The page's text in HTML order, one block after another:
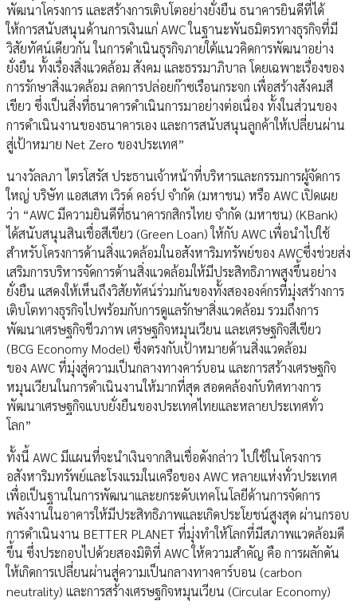
พัฒนาโครงการ และสร้างการเติบโตอย่างยั่งยืน ธนาคารยินดีที่ได้
ให้การสนับสนุนด้านการเงินแก่ AWC ในฐานะพันธมิตรทางธุรกิจที่มี
วิสัยทัศน์เดียวกัน ในการดำเนินธุรกิจภายใต้แนวคิดการพัฒนาอย่าง
ยั่งยืน ทั้งเรื่องสิ่งแวดล้อม สังคม และธรรมาภิบาล โดยเฉพาะเรื่องของ
การรักษาสิ่งแวดล้อม ลดการปล่อยก๊าซเรือนกระจก เพื่อสร้างสังคมสี
เขียว ซึ่งเป็นสิ่งที่ธนาคารดำเนินการมาอย่างต่อเนื่อง ทั้งในส่วนของ
การดำเนินงานของธนาคารเอง และการสนับสนุนลูกค้าให้เปลี่ยนผ่าน
สู่เป้าหมาย Net Zero ของประเทศ”
นางวัลลภา ไตรโสรัส ประธานเจ้าหน้าที่บริหารและกรรมการผู้จัดการ
ใหญ่ บริษัท แอสเสท เวิรด์ คอร์ป จำกัด (มหาชน) หรือ AWC เปิดเผย
ว่า “AWC มีความยินดีที่ธนาคารกสิกรไทย จำกัด (มหาชน) (KBank)
ได้สนับสนุนสินเชื่อสีเขียว (Green Loan) ให้กับ AWC เพื่อนำไปใช้
สำหรับโครงการด้านสิ่งแวดล้อมในอสังหาริมทรัพย์ของ AWCซึ่งช่วยส่ง
เสริมการบริหารจัดการด้านสิ่งแวดล้อมให้มีประสิทธิภาพสูงขึ้นอย่าง
ยั่งยืน แสดงให้เห็นถึงวิสัยทัศน์ร่วมกันของทั้งสององค์กรที่มุ่งสร้างการ
เติบโตทางธุรกิจไปพร้อมกับการดูแลรักษาสิ่งแวดล้อม รวมถึงการ
พัฒนาเศรษฐกิจชีวภาพ เศรษฐกิจหมุนเวียน และเศรษฐกิจสีเขียว
(BCG Economy Model) ซึ่งตรงกับเป้าหมายด้านสิ่งแวดล้อม
ของ AWC ที่มุ่งสู่ความเป็นกลางทางคาร์บอน และการสร้างเศรษฐกิจ
หมุนเวียนในการดำเนินงานให้มากที่สุด สอดคล้องกับทิศทางการ
พัฒนาเศรษฐกิจแบบยั่งยืนของประเทศไทยและหลายประเทศทั่ว
โลก”
ทั้งนี้ AWC มีแผนที่จะนำเงินจากสินเชื่อดังกล่าว ไปใช้ในโครงการ
อสังหาริมทรัพย์และโรงแรมในเครือของ AWC หลายแห่งทั่วประเทศ
เพื่อเป็นฐานในการพัฒนาและยกระดับเทคโนโลยีด้านการจัดการ
พลังงานในอาคารให้มีประสิทธิภาพและเกิดประโยชน์สูงสุด ผ่านกรอบ
การดำเนินงาน BETTER PLANET ที่มุ่งทำให้โลกที่มีสภาพแวดล้อมดี
ขึ้น ซึ่งประกอบไปด้วยสองมิติที่ AWC ให้ความสำคัญ คือ การผลักดัน
ให้เกิดการเปลี่ยนผ่านสู่ความเป็นกลางทางคาร์บอน (carbon
neutrality) และการสร้างเศรษฐกิจหมุนเวียน (Circular Economy)